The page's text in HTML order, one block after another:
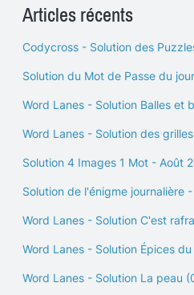
Articles récents
Codycross - Solution des
Solution du Mot de Passe du
Word Lanes - Solution Balles et
Word Lanes - Solution des
Solution 4 Images 1 Mot - Août
Solution de l'énigme journalière
Word Lanes - Solution C'est
Word Lanes - Solution Épices
Word Lanes - Solution La peau